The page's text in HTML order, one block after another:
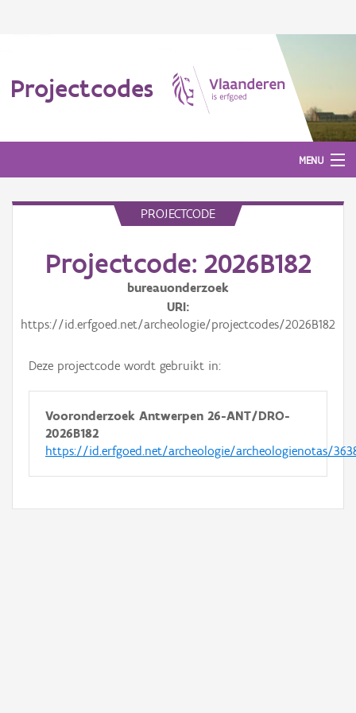
Projectcodes
MENU
PROJECTCODE
Projectcode: 2026B182
bureauonderzoek
URI
https://id.erfgoed.net/archeologie/projectcodes/2026B182
Deze projectcode wordt gebruikt in:
Vooronderzoek Antwerpen 26-ANT/DRO-
2026B182
https://id.erfgoed.net/archeologie/archeologienotas/